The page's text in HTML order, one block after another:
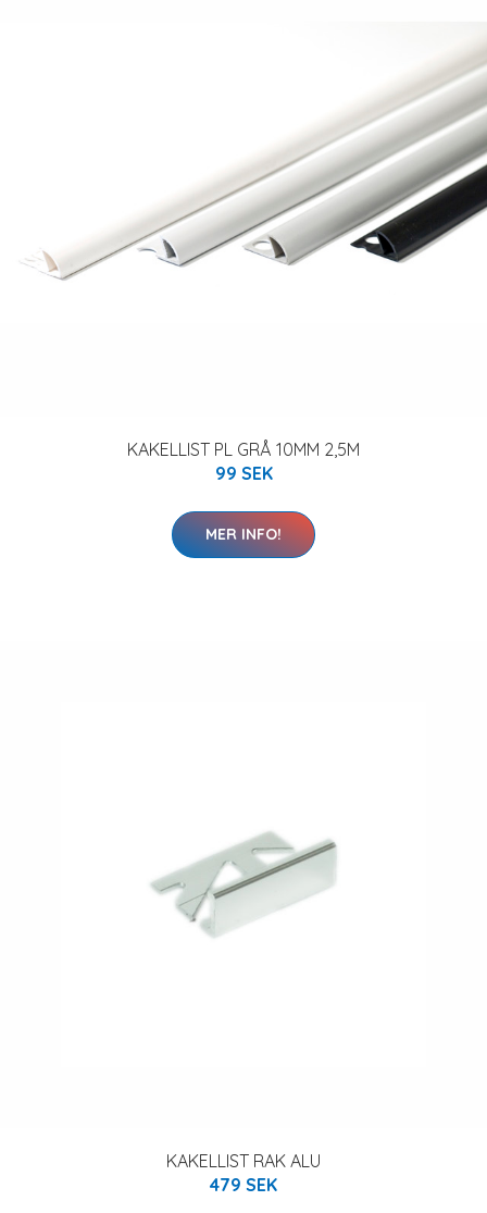
KAKELLIST PL GRÅ 10MM 2,5M
99 SEK
MER INFO!
KAKELLIST RAK ALU
479 SEK